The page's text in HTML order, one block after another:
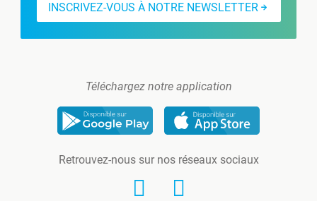
INSCRIVEZ-VOUS À NOTRE NEWSLETTER
Téléchargez notre application
Retrouvez-nous sur nos réseaux sociaux